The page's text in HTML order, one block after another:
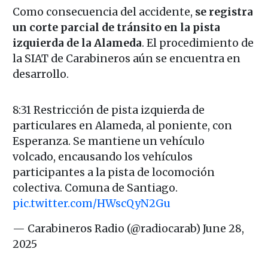
Como consecuencia del accidente, se registra
un corte parcial de tránsito en la pista
izquierda de la Alameda. El procedimiento de
la SIAT de Carabineros aún se encuentra en
desarrollo.
8:31 Restricción de pista izquierda de
particulares en Alameda, al poniente, con
Esperanza. Se mantiene un vehículo
volcado, encausando los vehículos
participantes a la pista de locomoción
colectiva. Comuna de Santiago.
pic.twitter.com/HWscQyN2Gu
— Carabineros Radio (@radiocarab) June 28,
2025